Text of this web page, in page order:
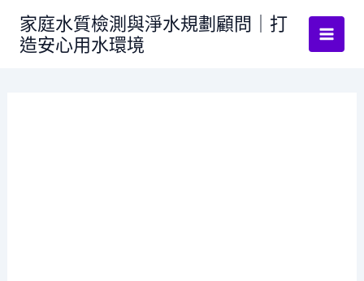
家庭水質檢測與淨水規劃顧問｜打
造安心用水環境